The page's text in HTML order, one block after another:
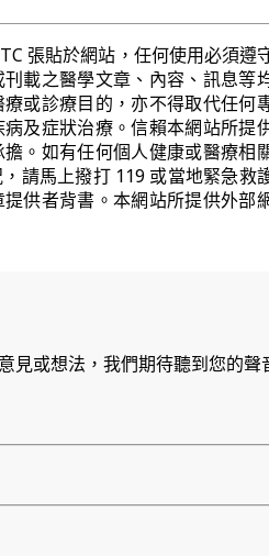
張貼於網站，任何使用必須遵
載之醫學文章、內容、訊息等
或診療目的，亦不得取代任何
及症狀治療。信賴本網站所提
。如有任何個人健康或醫療相
請馬上撥打 119 或當地緊急救
供者背書。本網站所提供外部
見或想法，我們期待聽到您的聲